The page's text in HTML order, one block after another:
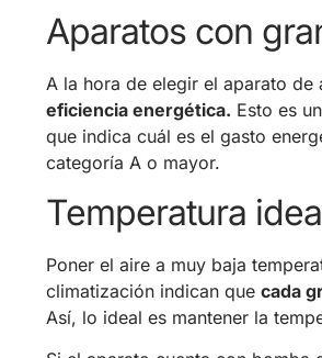
Aparatos con
A la hora de elegir el aparato de
eficiencia energética. Esto es
que indica cuál es el gasto
categoría A o mayor.
Temperatura
Poner el aire a muy baja
climatización indican que cada
Así, lo ideal es mantener la